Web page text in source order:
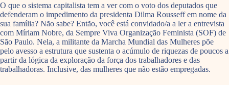
O que o sistema capitalista tem a ver com o voto dos deputados que
defenderam o impedimento da presidenta Dilma Rousseff em nome da
sua família? Não sabe? Então, você está convidado/a a ler a entrevista
com Míriam Nobre, da Sempre Viva Organização Feminista (SOF) de
São Paulo. Nela, a militante da Marcha Mundial das Mulheres põe
pelo avesso a estrutura que sustenta o acúmulo de riquezas de poucos a
partir da lógica da exploração da força dos trabalhadores e das
trabalhadoras. Inclusive, das mulheres que não estão empregadas.